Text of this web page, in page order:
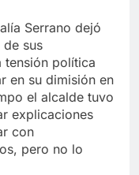
Serrano dejó
sus
tensión política
en su dimisión en
el alcalde tuvo
explicaciones
con
pero no lo